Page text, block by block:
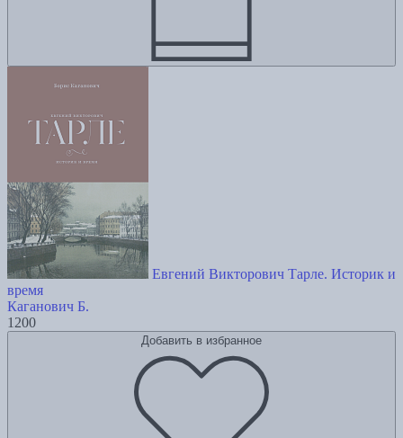
Евгений Викторович Тарле. Историк и
время
Каганович Б.
1200
Добавить в избранное